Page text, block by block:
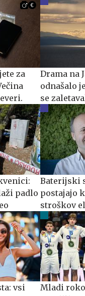
za
Drama na
odnašalo
se
padlo
Baterijski
postajajo
stroškov
podjetjih
vsi
Mladi